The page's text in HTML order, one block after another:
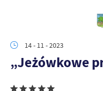
14 - 11 - 2023
„Jeżówkowe